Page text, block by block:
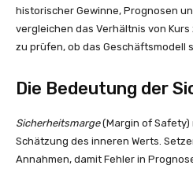
historischer Gewinne, Prognosen
vergleichen das Verhältnis von
zu prüfen, ob das Geschäftsmodell
Die Bedeutung der
Sicherheitsmarge(Margin of Safety)
Schätzung des inneren Werts.
Annahmen, damit Fehler in